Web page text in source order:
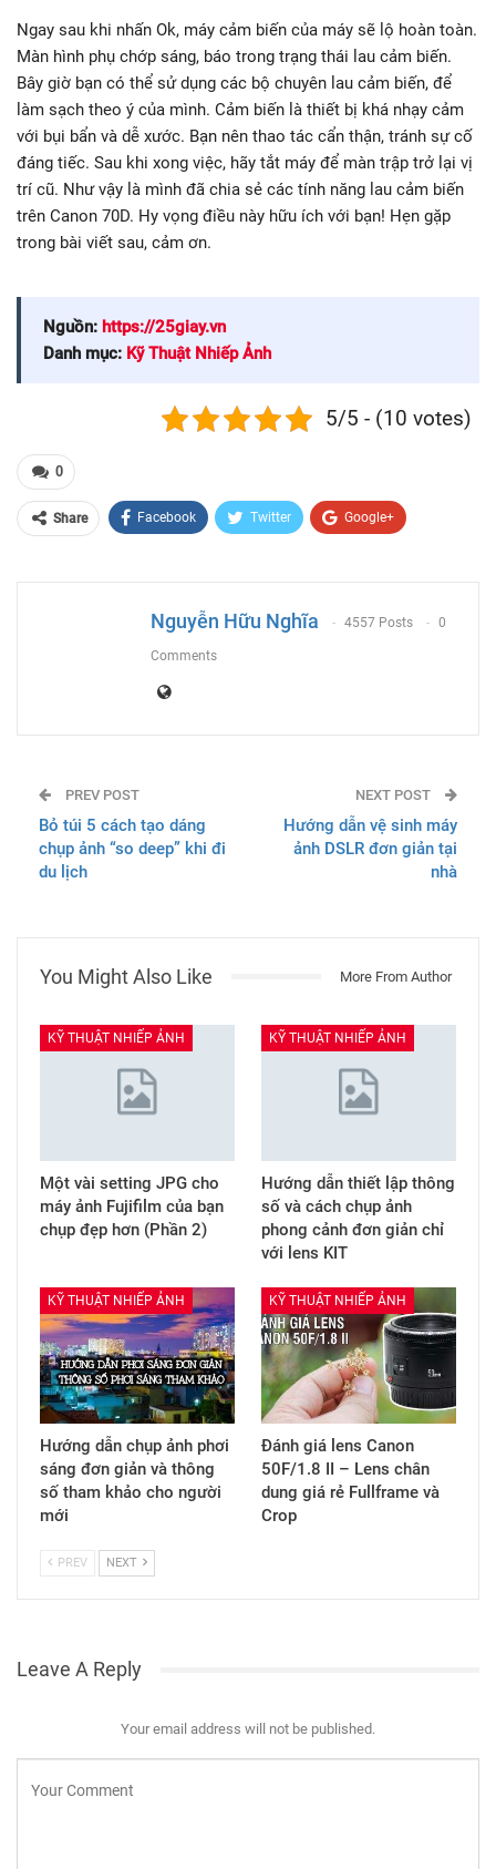
Ngay sau khi nhấn Ok, máy cảm biến của máy sẽ lộ hoàn toàn.
Màn hình phụ chớp sáng, báo trong trạng thái lau cảm biến.
Bây giờ bạn có thể sử dụng các bộ chuyên lau cảm biến, để
làm sạch theo ý của mình. Cảm biến là thiết bị khá nhạy cảm
với bụi bẩn và dễ xước. Bạn nên thao tác cẩn thận, tránh sự cố
đáng tiếc. Sau khi xong việc, hãy tắt máy để màn trập trở lại vị
trí cũ. Như vậy là mình đã chia sẻ các tính năng lau cảm biến
trên Canon 70D. Hy vọng điều này hữu ích với bạn! Hẹn gặp
trong bài viết sau, cảm ơn.
Nguồn: https://25giay.vn
Danh mục: Kỹ Thuật Nhiếp Ảnh
5/5 - (10 votes)
0
Share Facebook Twitter Google+
Nguyễn Hữu Nghĩa 4557 Posts 0
Comments
PREV POST
Bỏ túi 5 cách tạo dáng
chụp ảnh “so deep” khi đi
du lịch
NEXT POST
Hướng dẫn vệ sinh máy
ảnh DSLR đơn giản tại
nhà
You Might Also Like More From Author
KỸ THUẬT NHIẾP ẢNH
Một vài setting JPG cho
máy ảnh Fujifilm của bạn
chụp đẹp hơn (Phần 2)
KỸ THUẬT NHIẾP ẢNH
Hướng dẫn thiết lập thông
số và cách chụp ảnh
phong cảnh đơn giản chỉ
với lens KIT
KỸ THUẬT NHIẾP ẢNH
Hướng dẫn chụp ảnh phơi
sáng đơn giản và thông
số tham khảo cho người
mới
KỸ THUẬT NHIẾP ẢNH
Đánh giá lens Canon
50F/1.8 II – Lens chân
dung giá rẻ Fullframe và
Crop
PREV NEXT
Leave A Reply
Your email address will not be published.